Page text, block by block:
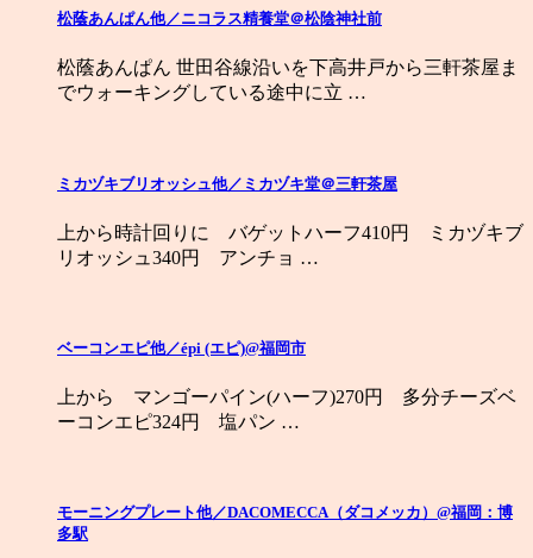
松蔭あんぱん他／ニコラス精養堂＠松陰神社前
松蔭あんぱん 世田谷線沿いを下高井戸から三軒茶屋ま
でウォーキングしている途中に立 …
ミカヅキブリオッシュ他／ミカヅキ堂＠三軒茶屋
上から時計回りに バゲットハーフ410円 ミカヅキブ
リオッシュ340円 アンチョ …
ベーコンエピ他／épi (エピ)@福岡市
上から マンゴーパイン(ハーフ)270円 多分チーズベ
ーコンエピ324円 塩パン …
モーニングプレート他／DACOMECCA（ダコメッカ）@福岡：博
多駅